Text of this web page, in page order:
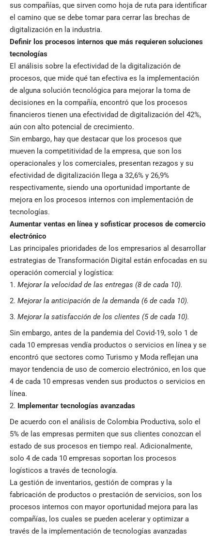
sus compañías, que sirven como hoja de ruta para identificar
el camino que se debe tomar para cerrar las brechas de
digitalización en la industria.
Definir los procesos internos que más requieren soluciones
tecnologías
El análisis sobre la efectividad de la digitalización de
procesos, que mide qué tan efectiva es la implementación
de alguna solución tecnológica para mejorar la toma de
decisiones en la compañía, encontró que los procesos
financieros tienen una efectividad de digitalización del 42%,
aún con alto potencial de crecimiento.
Sin embargo, hay que destacar que los procesos que
mueven la competitividad de la empresa, que son los
operacionales y los comerciales, presentan rezagos y su
efectividad de digitalización llega a 32,6% y 26,9%
respectivamente, siendo una oportunidad importante de
mejora en los procesos internos con implementación de
tecnologías.
Aumentar ventas en línea y sofisticar procesos de comercio
electrónico
Las principales prioridades de los empresarios al desarrollar
estrategias de Transformación Digital están enfocadas en su
operación comercial y logística:
Mejorar la velocidad de las entregas (8 de cada 10).
Mejorar la anticipación de la demanda (6 de cada 10).
Mejorar la satisfacción de los clientes (5 de cada 10).
Sin embargo, antes de la pandemia del Covid-19, solo 1 de
cada 10 empresas vendía productos o servicios en línea y se
encontró que sectores como Turismo y Moda reflejan una
mayor tendencia de uso de comercio electrónico, en los que
4 de cada 10 empresas venden sus productos o servicios en
línea.
Implementar tecnologías avanzadas
De acuerdo con el análisis de Colombia Productiva, solo el
5% de las empresas permiten que sus clientes conozcan el
estado de sus procesos en tiempo real. Adicionalmente,
solo 4 de cada 10 empresas soportan los procesos
logísticos a través de tecnología.
La gestión de inventarios, gestión de compras y la
fabricación de productos o prestación de servicios, son los
procesos internos con mayor oportunidad mejora para las
compañías, los cuales se pueden acelerar y optimizar a
través de la implementación de tecnologías avanzadas